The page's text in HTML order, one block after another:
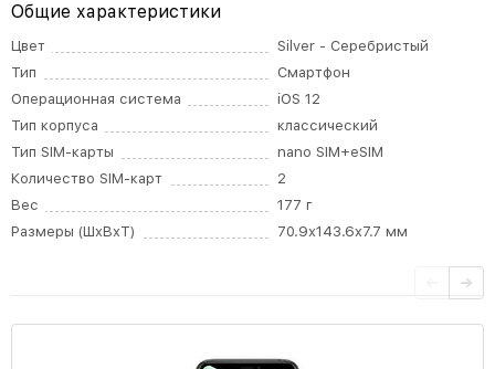
Общие характеристики
Цвет
Silver - Серебристый
Тип
Смартфон
Операционная система
iOS 12
Тип корпуса
классический
Тип SIM-карты
nano SIM+eSIM
Количество SIM-карт
2
Вес
177 г
Размеры (ШxВxТ)
70.9x143.6x7.7 мм